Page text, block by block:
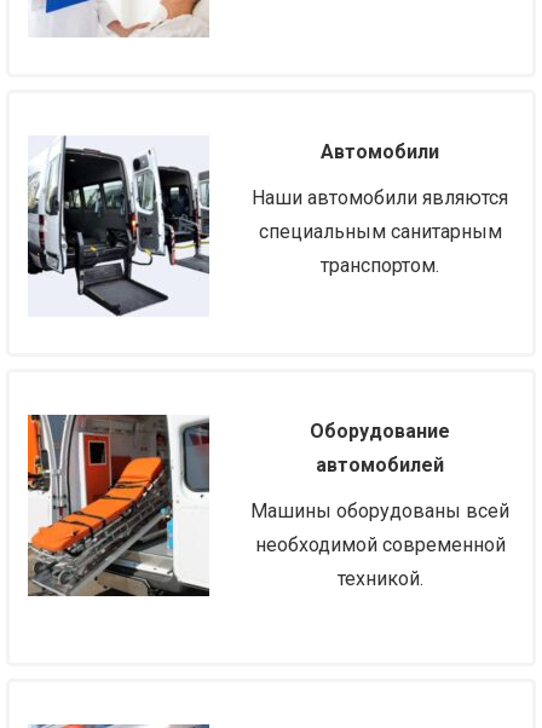
Автомобили
Наши автомобили являются
специальным санитарным
транспортом.
Оборудование
автомобилей
Машины оборудованы всей
необходимой современной
техникой.